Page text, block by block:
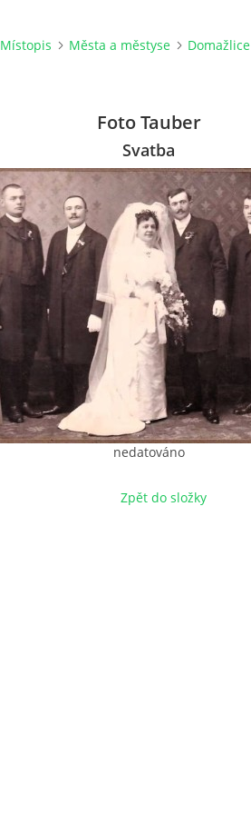
Místopis Města a městyse Domažlice
Foto Tauber
Svatba
nedatováno
Zpět do složky